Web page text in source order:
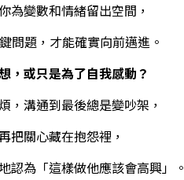
為變數和情緒留出空間，
問題，才能確實向前邁進。
，或只是為了自我感動？
，溝通到最後總是變吵架，
把關心藏在抱怨裡，
認為「這樣做他應該會高興」。